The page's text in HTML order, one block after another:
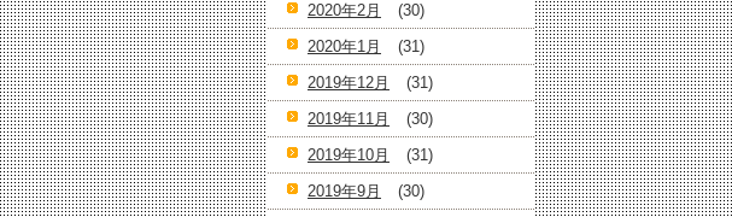
2020年2月
(30)
2020年1月
(31)
2019年12月
(31)
2019年11月
(30)
2019年10月
(31)
2019年9月
(30)